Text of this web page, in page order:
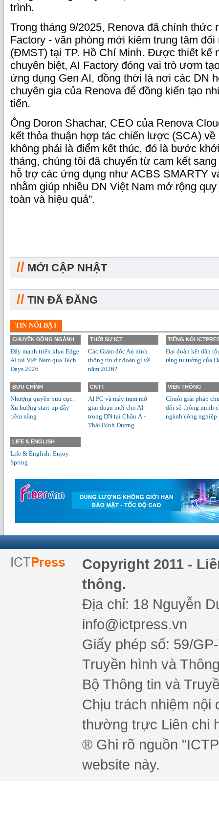
trình.
Trong tháng 9/2025, Renova đã chính thức
Factory - văn phòng mới kiêm trung tâm
(ĐMST) tại TP. Hồ Chí Minh. Được thiết kế
chuyên biệt, AI Factory đóng vai trò ươm
ứng dụng Gen AI, đồng thời là nơi các DN
chuyên gia của Renova để đồng kiến tạo
tiến.
Ông Doron Shachar, CEO của Renova
kết thỏa thuận hợp tác chiến lược (SCA)
không phải là điểm kết thúc, đó là bước
tháng, chúng tôi đã chuyển từ cam kết
hỗ trợ các ứng dụng như ACBS SMARTY
nhằm giúp nhiều DN Việt Nam mở rộng
toàn và hiệu quả”.
// MỚI CẬP NHẬT
// TIN ĐÃ ĐĂNG
TIN NỔI BẬT
CHUYỂN ĐỘNG NGÀNH
Đẩy mạnh triển khai Edge
AI tại Việt Nam qua Tech
Days 2026
THỜI SỰ ICT
Các Giám đốc An ninh
thông tin dự đoán gì về
năm 2026?
TIẾNG NÓI
Đại đoàn kết dân
tảng tư tưởng của
BƯU CHÍNH
Nhượng quyền bưu cục:
Xu hướng start-up đầy
tiềm năng
CNTT
AI PC và máy trạm mở
giai đoạn mới cho AI
trong DN tại Châu Á -
Thái Bình Dương
VIỄN THÔNG
Chuỗi giải pháp
đổi số thông minh
ngành công nghiệp
LIFE & ENGLISH
Life & English: Enjoy
Spring
Copyright 2011 -
thông.
Địa chỉ: 18 Nguyễn
info@ictpress.vn
Giấy phép số: 59/
Truyền hình và
Bộ Thông tin và
Chịu trách nhiệm nội
thường trực Liên chi
® Ghi rõ nguồn
website này.